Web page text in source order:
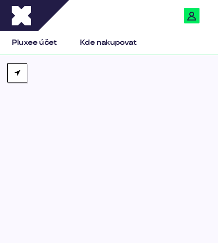
Pluxee účet Kde nakupovat